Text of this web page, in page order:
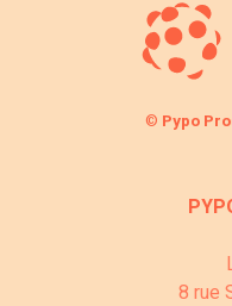
© Pypo
8 rue